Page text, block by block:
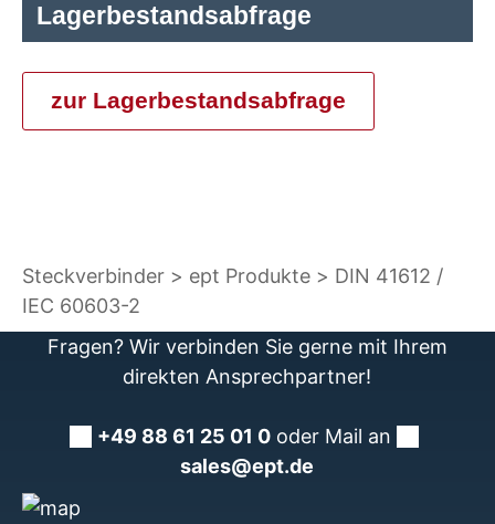
Lagerbestandsabfrage
zur Lagerbestandsabfrage
Steckverbinder ept Produkte
DIN 41612 /
IEC 60603-2
Fragen? Wir verbinden Sie gerne mit Ihrem
direkten Ansprechpartner!
+49 88 61 25 01 0 oder Mail an
sales@ept.de